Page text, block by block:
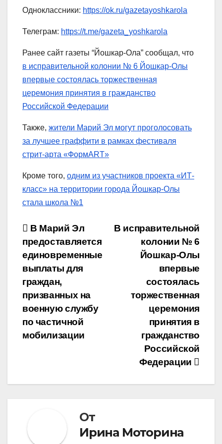
Одноклассники: https://ok.ru/gazetayoshkarola
Телеграм: https://t.me/gazeta_yoshkarola
Ранее сайт газеты “Йошкар-Ола” сообщал, что
в исправительной колонии № 6 Йошкар-Олы
впервые состоялась торжественная
церемония принятия в гражданство
Российской Федерации
Также, жители Марий Эл могут проголосовать
за лучшее граффити в рамках фестиваля
стрит-арта «ФормART»
Кроме того, одним из участников проекта «ИТ-
класс» на территории города Йошкар-Олы
стала школа №1
Навигация
по
записям
В исправительной
колонии № 6
Йошкар-Олы
впервые
состоялась
торжественная
церемония
принятия в
гражданство
Российской
Федерации
В Марий Эл
предоставляется
единовременные
выплаты для
граждан,
призванных на
военную службу
по частичной
мобилизации
От
Ирина Моторина